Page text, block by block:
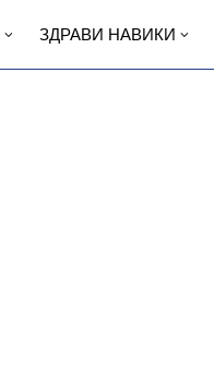
ЗДРАВИ НАВИКИ